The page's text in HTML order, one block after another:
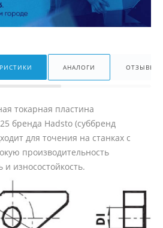
АНАЛОГИ ОТЗЫВЫ
токарная пластина
бренда Hadsto (суббренд
для точения на станках с
производительность
и износостойкость.